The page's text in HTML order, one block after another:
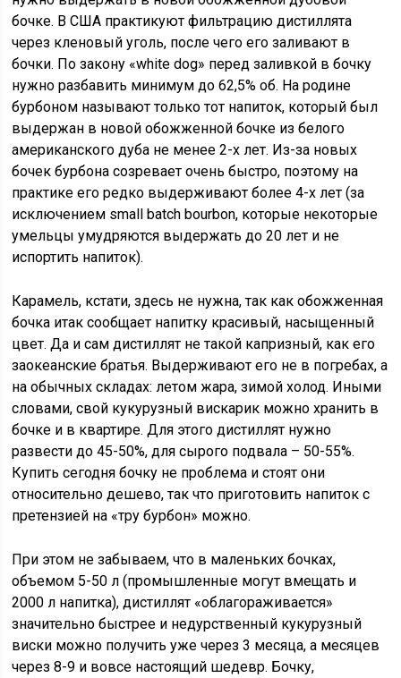
бочке. В США практикуют фильтрацию дистиллята
через кленовый уголь, после чего его заливают в
бочки. По закону «white dog» перед заливкой в бочку
нужно разбавить минимум до 62,5% об. На родине
бурбоном называют только тот напиток, который был
выдержан в новой обожженной бочке из белого
американского дуба не менее 2-х лет. Из-за новых
бочек бурбона созревает очень быстро, поэтому на
практике его редко выдерживают более 4-х лет (за
исключением small batch bourbon, которые некоторые
умельцы умудряются выдержать до 20 лет и не
испортить напиток).
Карамель, кстати, здесь не нужна, так как обожженная
бочка итак сообщает напитку красивый, насыщенный
цвет. Да и сам дистиллят не такой капризный, как его
заокеанские братья. Выдерживают его не в погребах, а
на обычных складах: летом жара, зимой холод. Иными
словами, свой кукурузный вискарик можно хранить в
бочке и в квартире. Для этого дистиллят нужно
развести до 45-50%, для сырого подвала – 50-55%.
Купить сегодня бочку не проблема и стоят они
относительно дешево, так что приготовить напиток с
претензией на «тру бурбон» можно.
При этом не забываем, что в маленьких бочках,
объемом 5-50 л (промышленные могут вмещать и
2000 л напитка), дистиллят «облагораживается»
значительно быстрее и недурственный кукурузный
виски можно получить уже через 3 месяца, а месяцев
через 8-9 и вовсе настоящий шедевр. Бочку,